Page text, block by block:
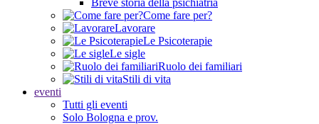
Breve storia della psichiatria
Come fare per?
Lavorare
Le Psicoterapie
Le sigle
Ruolo dei familiari
Stili di vita
eventi
Tutti gli eventi
Solo Bologna e prov.